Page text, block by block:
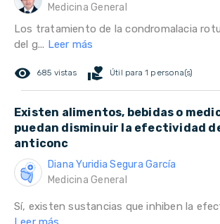
Medicina General
Los tratamiento de la condromalacia
del g... Leer más
remove_red_eye 685 vistas volunteer_activism Útil para 1 persona(s)
Existen alimentos, bebidas o
puedan disminuir la efectividad
anticonc
Diana Yuridia Segura García
Medicina General
Sí, existen sustancias que inhiben la